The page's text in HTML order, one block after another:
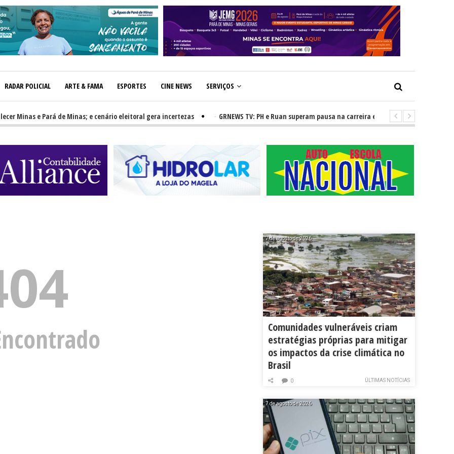
RADAR POLICIAL ARTE & FAMA ESPORTES CINE NEWS SERVIÇOS
e Pará de Minas; e cenário eleitoral gera incertezas GRNEWS TV: PH e Ruan superam pausa na carreira e vivem ascensão no cenário
7 de agosto de 2026
Comunidades vulneráveis criam
estratégias próprias para mitigar
os impactos da crise climática no
Brasil
ÚLTIMAS NOTÍCIAS
0
7 de agosto de 2026